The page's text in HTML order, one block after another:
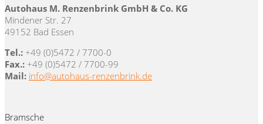
Autohaus M. Renzenbrink GmbH & Co. KG
Mindener Str. 27
49152 Bad Essen
Tel.: +49 (0)5472 / 7700-0
Fax.: +49 (0)5472 / 7700-99
Mail: info@autohaus-renzenbrink.de
Bramsche